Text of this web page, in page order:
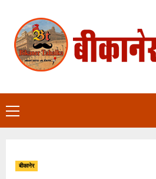
content
Primary
Menu
बीकानेर